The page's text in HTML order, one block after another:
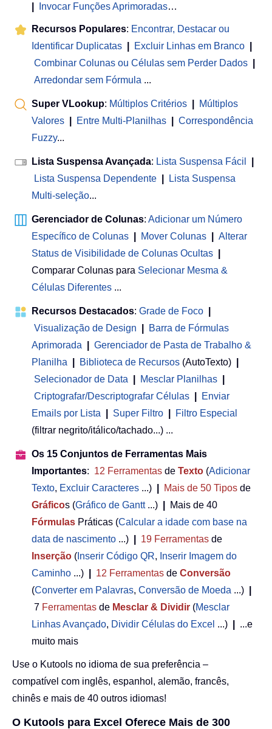
Invocar Funções Aprimoradas…
Recursos Populares: Encontrar, Destacar ou
Identificar Duplicatas
Excluir Linhas em Branco
Combinar Colunas ou Células sem Perder Dados
Arredondar sem Fórmula ...
Super VLookup: Múltiplos Critérios
Múltiplos
Valores
Entre Multi-Planilhas
Correspondência
Fuzzy...
Lista Suspensa Avançada: Lista Suspensa Fácil
Lista Suspensa Dependente
Lista Suspensa
Multi-seleção...
Gerenciador de Colunas: Adicionar um Número
Específico de Colunas
Mover Colunas
Alterar
Status de Visibilidade de Colunas Ocultas
Comparar Colunas para Selecionar Mesma &
Células Diferentes ...
Recursos Destacados: Grade de Foco
Visualização de Design
Barra de Fórmulas
Aprimorada
Gerenciador de Pasta de Trabalho &
Planilha
Biblioteca de Recursos (AutoTexto)
Selecionador de Data
Mesclar Planilhas
Criptografar/Descriptografar Células
Enviar
Emails por Lista
Super Filtro
Filtro Especial
(filtrar negrito/itálico/tachado...) ...
Os 15 Conjuntos de Ferramentas Mais
Importantes: 12 Ferramentas de Texto (Adicionar
Texto, Excluir Caracteres ...) Mais de 50 Tipos de
Gráficos (Gráfico de Gantt...)
Mais de 40
Fórmulas Práticas (Calcular a idade com base na
data de nascimento ...) 19 Ferramentas de
Inserção ( Inserir Código QR, Inserir Imagem do
Caminho ...) 12 Ferramentas de Conversão
(Converter em Palavras, Conversão de Moeda ...)
7 Ferramentas de Mesclar & Dividir (Mesclar
Linhas Avançado, Dividir Células do Excel ...)
...e
muito mais
Use o Kutools no idioma de sua preferência –
compatível com inglês, espanhol, alemão, francês,
chinês e mais de 40 outros idiomas!
O Kutools para Excel Oferece Mais de 300